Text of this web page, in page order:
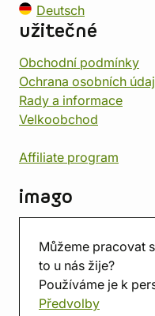
Můžeme pracovat s
to u nás žije?
Používáme je k
Předvolby
Deutsch
užitečné
Obchodní podmínky
Ochrana osobních
Rady a informace
Velkoobchod
Affiliate program
imago
Prodejna
Herna
O nás
Hodnocení obchodu